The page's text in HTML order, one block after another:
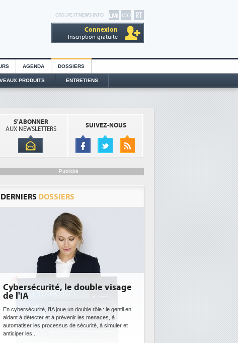
GROUPE IT NEWS INFO
Connexion
Inscription gratuite
AGENDA DOSSIERS
PRODUITS ENTRETIENS
S'ABONNER
AUX NEWSLETTERS
SUIVEZ-NOUS
Publicité
DERNIERS DOSSIERS
Cybersécurité, le double visage
de l'IA
En cybersécurité, l'IA joue un double rôle : le gentil en
aidant à détecter et à prévenir les menaces, à
automatiser les processus de sécurité, à simuler et
anticiper les...